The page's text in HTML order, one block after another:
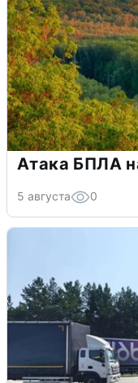
Атака БПЛА
5 августа 0